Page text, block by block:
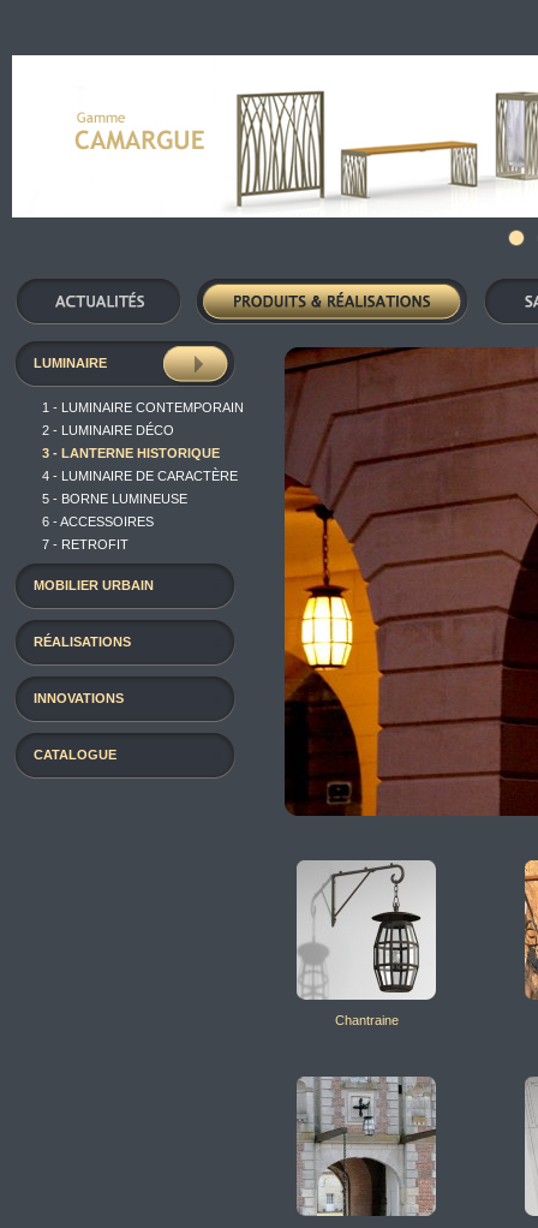
LUMINAIRE
1 - LUMINAIRE CONTEMPORAIN
2 - LUMINAIRE DÉCO
3 - LANTERNE HISTORIQUE
4 - LUMINAIRE DE CARACTÈRE
5 - BORNE LUMINEUSE
6 - ACCESSOIRES
7 - RETROFIT
MOBILIER URBAIN
RÉALISATIONS
INNOVATIONS
CATALOGUE
Chantraine